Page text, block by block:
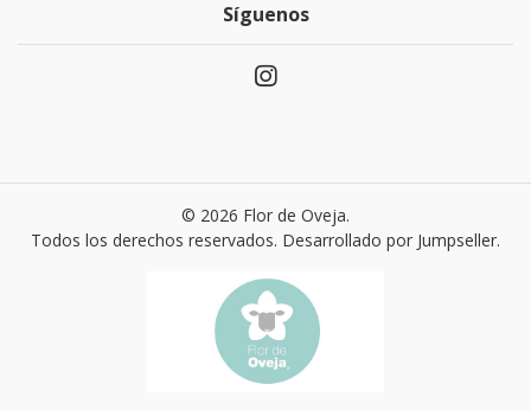
Síguenos
© 2026 Flor de Oveja.
Todos los derechos reservados. Desarrollado por Jumpseller.